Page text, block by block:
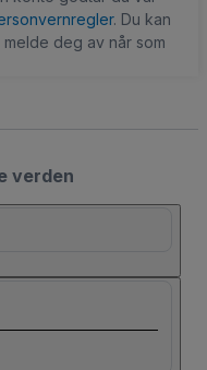
. Du kan
deg av når som
verden